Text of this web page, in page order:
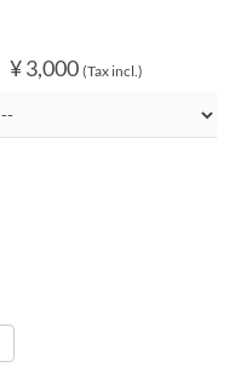
¥ 3,000 (Tax incl.)